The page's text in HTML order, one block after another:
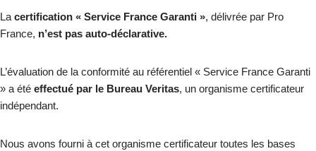
La certification « Service France Garanti », délivrée par Pro
France, n’est pas auto-déclarative.
L’évaluation de la conformité au référentiel « Service France Garanti
» a été effectué par le Bureau Veritas, un organisme certificateur
indépendant.
Nous avons fourni à cet organisme certificateur toutes les bases